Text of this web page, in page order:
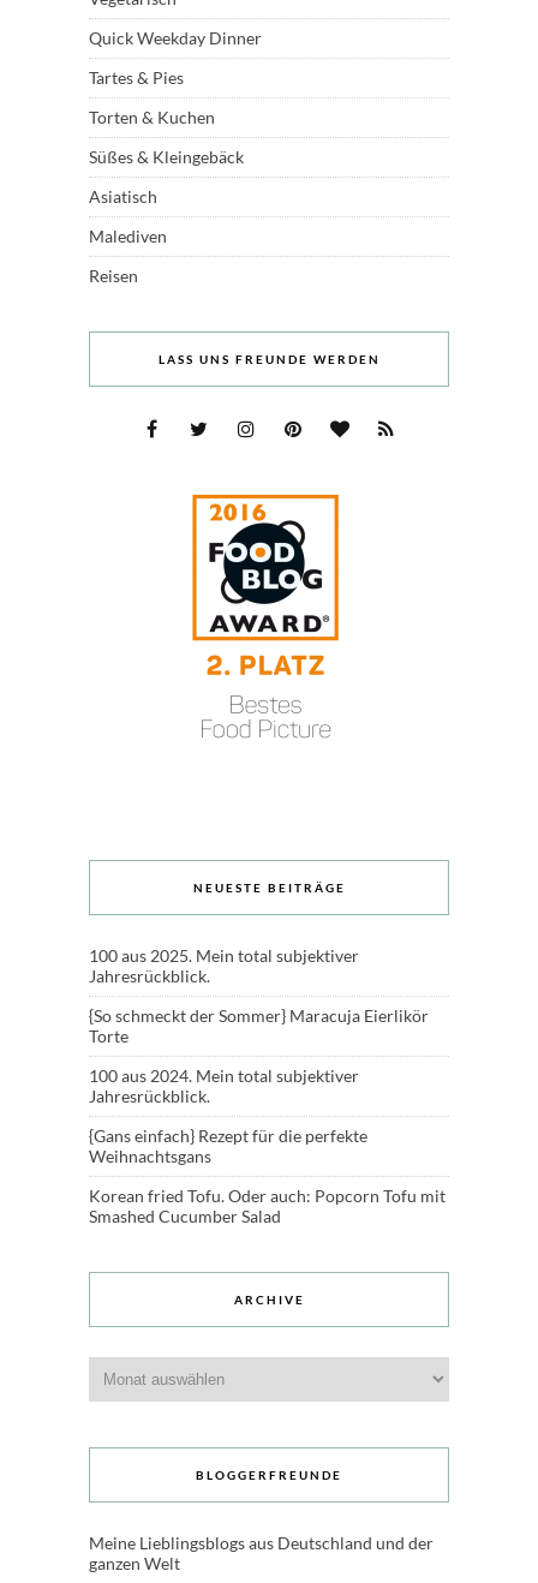
Quick Weekday Dinner
Tartes & Pies
Torten & Kuchen
Süßes & Kleingebäck
Asiatisch
Malediven
Reisen
LASS UNS FREUNDE WERDEN
NEUESTE BEITRÄGE
100 aus 2025. Mein total subjektiver
Jahresrückblick.
{So schmeckt der Sommer} Maracuja Eierlikör
Torte
100 aus 2024. Mein total subjektiver
Jahresrückblick.
{Gans einfach} Rezept für die perfekte
Weihnachtsgans
Korean fried Tofu. Oder auch: Popcorn Tofu mit
Smashed Cucumber Salad
ARCHIVE
BLOGGERFREUNDE
Meine Lieblingsblogs aus Deutschland und der
ganzen Welt